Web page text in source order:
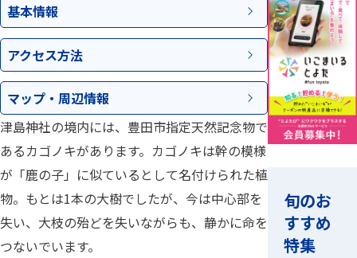
基本情報
アクセス方法
マップ・ 周辺情報
津島神社の境内には、豊田市指定天然記念物で
あるカゴノキがあります。カゴノキは幹の模様
が「鹿の子」に似ているとして名付けられた植
物。もとは1本の大樹でしたが、今は中心部を
失い、大枝の殆どを失いながらも、静かに命を
つないでいます。
旬のお
すすめ
特集